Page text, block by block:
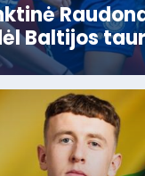
Baltijos